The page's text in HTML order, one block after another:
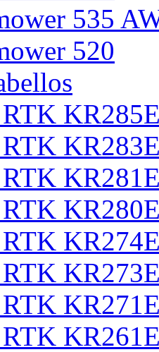
535
520
RTK
RTK
RTK
RTK
RTK
RTK
RTK
RTK